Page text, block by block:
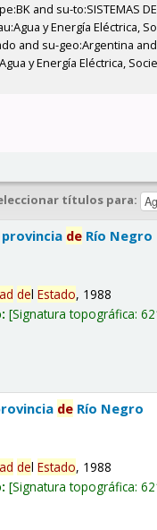
and su-to:SISTEMAS
y Energía Eléctrica,
and su-geo:Argentina
y Energía Eléctrica,
títulos para:
de Río Negro
delEstado, 1988
Signatura topográfica:
de Río Negro
delEstado, 1988
Signatura topográfica: